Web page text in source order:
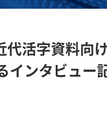
活字資料向
インタビュー